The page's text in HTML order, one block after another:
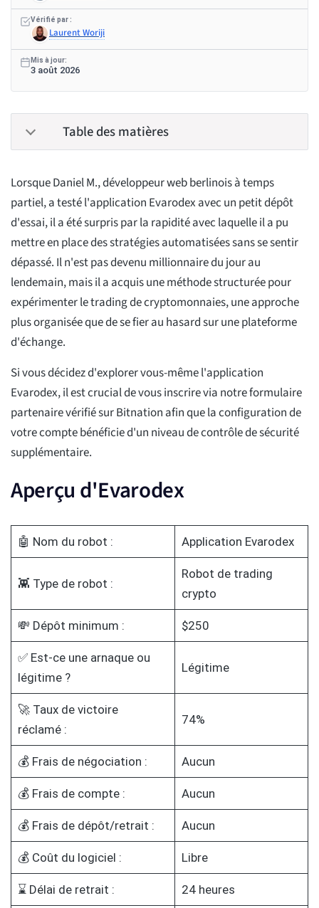
Vérifié par :
Laurent Woriji
Mis à jour:
3 août 2026
Table des matières
Lorsque Daniel M., développeur web berlinois à temps
partiel, a testé l'application Evarodex avec un petit dépôt
d'essai, il a été surpris par la rapidité avec laquelle il a pu
mettre en place des stratégies automatisées sans se sentir
dépassé. Il n'est pas devenu millionnaire du jour au
lendemain, mais il a acquis une méthode structurée pour
expérimenter le trading de cryptomonnaies, une approche
plus organisée que de se fier au hasard sur une plateforme
d'échange.
Si vous décidez d'explorer vous-même l'application
Evarodex, il est crucial de vous inscrire via notre formulaire
partenaire vérifié sur Bitnation afin que la configuration de
votre compte bénéficie d'un niveau de contrôle de sécurité
supplémentaire.
Aperçu d'Evarodex
🤖 Nom du robot : Application Evarodex
👾 Type de robot :
Robot de trading
crypto
💸 Dépôt minimum : $250
✅ Est-ce une arnaque ou
légitime ?
Légitime
🚀 Taux de victoire
réclamé :
74%
💰 Frais de négociation : Aucun
💰 Frais de compte : Aucun
💰 Frais de dépôt/retrait : Aucun
💰 Coût du logiciel : Libre
⌛ Délai de retrait : 24 heures